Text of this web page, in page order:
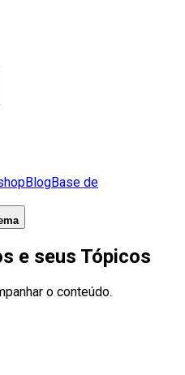
BlogBase de
e seus Tópicos
o conteúdo.